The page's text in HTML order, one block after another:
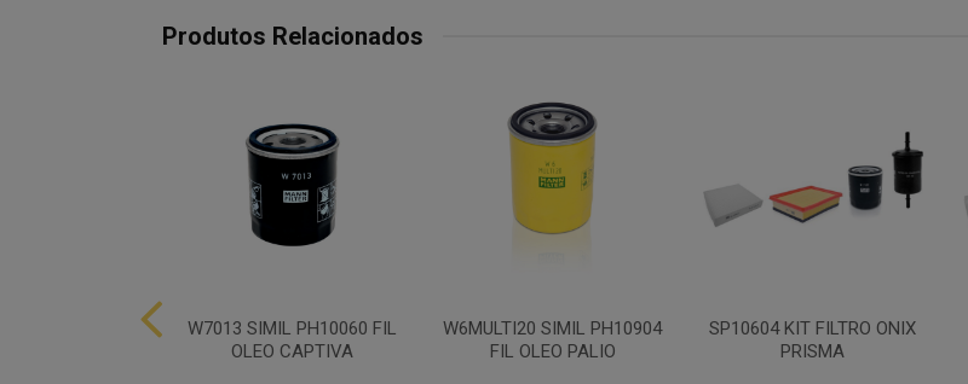
Produtos Relacionados
FILT STRADA
W7013 SIMIL PH10060 FIL
OLEO CAPTIVA
W6MULTI20 SIMIL PH10904
FIL OLEO PALIO
SP10604 KIT FILTRO ONIX
PRISMA